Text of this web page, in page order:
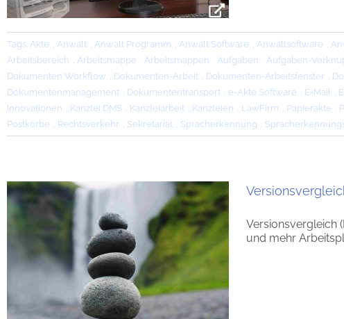
Tags: Akte , Anwalt , Anwalt Programm , Anwalt Software , Anwaltsoftware ,
Arbeitsbereich , Arbeitsmappe , Arbeitsmappen , Aufgaben , Aufgaben-
Dokumenten Workflow , Dokumenten-Arbeit , Dokumenten-Arbeitsfenster ,
Dokumentenmanagement , Dokumententransport , e-Akte Software , E-Mail ,
Innovationen , Kanzlei DMS , Kanzleiarbeit , Kanzleien , LawFirm , Papierakte ,
Postkörbe , Rechtsverkehr , Sekretariat , Spracherkennung ,
Versionsvergleich
und mehr